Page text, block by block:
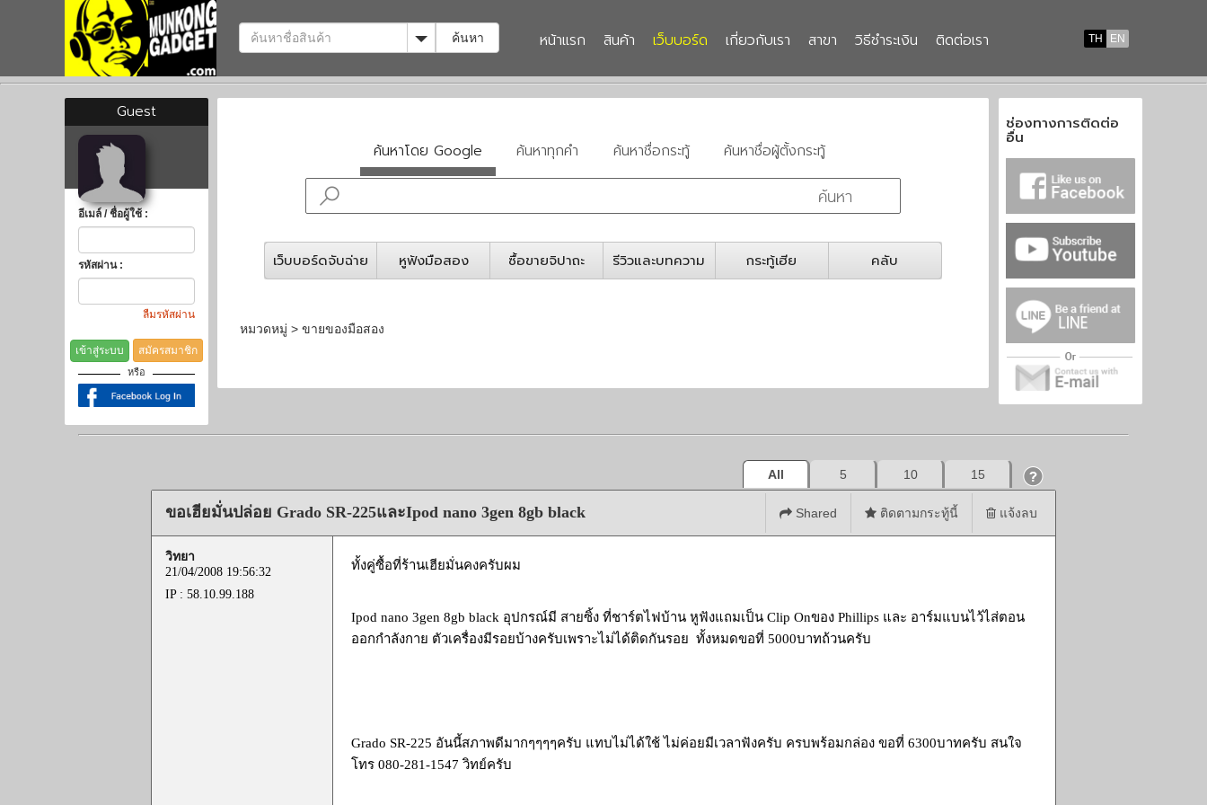
Toggle Dropdown
ค้นหา TH EN
หน้าแรก สินค้า เว็บบอร์ด เกี่ยวกับเรา สาขา วิธีชำระเงิน ติดต่อเรา
Guest
อีเมล์ / ชื่อผู้ใช้ :
รหัสผ่าน :
ลืมรหัสผ่าน
เข้าสู่ระบบ สมัครสมาชิก
หรือ
ค้นหาโดย Google ค้นหาทุกคำ ค้นหาชื่อกระทู้ ค้นหาชื่อผู้ตั้งกระทู้
เว็บบอร์ดจับฉ่าย หูฟังมือสอง ซื้อขายจิปาถะ รีวิวและบทความ กระทู้เฮีย คลับ
หมวดหมู่ > ขายของมือสอง
ช่องทางการติดต่อ
อื่น
All 5 10 15
ขอเฮียมั่นปล่อย Grado SR-225และIpod nano 3gen 8gb black Shared ติดตามกระทู้นี้ แจ้งลบ
วิทยา
21/04/2008 19:56:32
IP : 58.10.99.188
ทั้งคู่ซื้อที่ร้านเฮียมั่นคงครับผม
Ipod nano 3gen 8gb black อุปกรณ์มี สายซิ้ง ที่ชาร์ตไฟบ้าน หูฟังแถมเป็น Clip Onของ Phillips และ อาร์มแบนไว้ไส่ตอน
ออกกําลังกาย ตัวเครื่องมีรอยบ้างครับเพราะไม่ได้ติดกันรอย ทั้งหมดขอที่ 5000บาทถ้วนครับ
Grado SR-225 อันนี้สภาพดีมากๆๆๆๆครับ แทบไม่ได้ใช้ ไม่ค่อยมีเวลาฟังครับ ครบพร้อมกล่อง ขอที่ 6300บาทครับ สนใจ
โทร 080-281-1547 วิทย์ครับ